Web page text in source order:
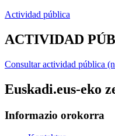
Actividad pública
ACTIVIDAD
Consultar actividad pública
Euskadi.eus-eko
Informazio orokorra